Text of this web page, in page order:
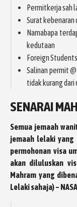
Permitkerja sah
Surat kebenaran
Namabapa
kedutaan
Foreign
Salinan permit
tidak kurang dari
SENARAI
Semua jemaah
jemaah lelaki yang
permohonan visa
akan diluluskan
Mahram yang
Lelaki sahaja) –